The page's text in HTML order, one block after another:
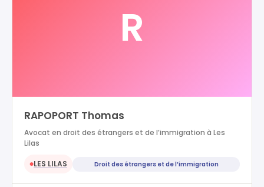
R
RAPOPORT Thomas
Avocat en droit des étrangers et de l’immigration à Les
Lilas
●LES LILAS Droit des étrangers et de l’immigration